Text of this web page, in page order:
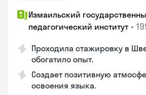
Измаильский
педагогический институт •
Проходила стажировку в
обогатило опыт.
Создает позитивную
освоения языка.